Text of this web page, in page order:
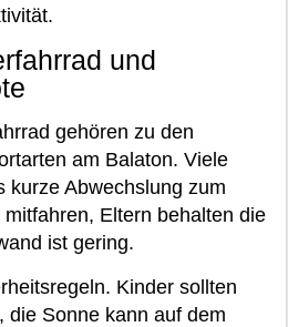
und
gehören zu den
am Balaton. Viele
kurze Abwechslung zum
Eltern behalten die
ist gering.
Kinder sollten
die Sonne kann auf dem